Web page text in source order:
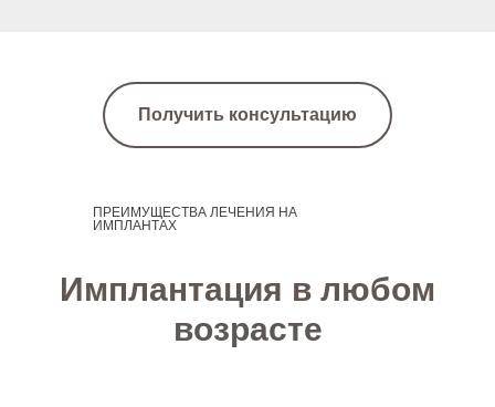
Получить консультацию
ПРЕИМУЩЕСТВА ЛЕЧЕНИЯ НА
ИМПЛАНТАХ
Имплантация в любом
возрасте